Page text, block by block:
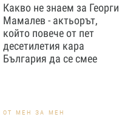
Какво не знаем за Георги
Мамалев - актьорът,
който повече от пет
десетилетия кара
България да се смее
ОТ МЕН ЗА МЕН